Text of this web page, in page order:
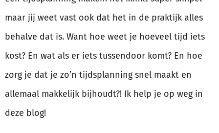
maar jij weet vast ook dat het in de praktijk alles
behalve dat is. Want hoe weet je hoeveel tijd iets
kost? En wat als er iets tussendoor komt? En hoe
zorg je dat je zo’n tijdsplanning snel maakt en
allemaal makkelijk bijhoudt?! Ik help je op weg in
deze blog!